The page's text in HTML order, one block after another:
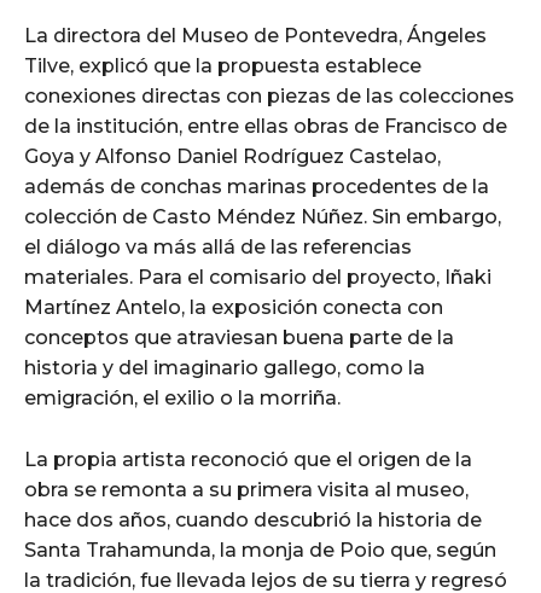
La directora del Museo de Pontevedra, Ángeles
Tilve, explicó que la propuesta establece
conexiones directas con piezas de las colecciones
de la institución, entre ellas obras de Francisco de
Goya y Alfonso Daniel Rodríguez Castelao,
además de conchas marinas procedentes de la
colección de Casto Méndez Núñez. Sin embargo,
el diálogo va más allá de las referencias
materiales. Para el comisario del proyecto, Iñaki
Martínez Antelo, la exposición conecta con
conceptos que atraviesan buena parte de la
historia y del imaginario gallego, como la
emigración, el exilio o la morriña.
La propia artista reconoció que el origen de la
obra se remonta a su primera visita al museo,
hace dos años, cuando descubrió la historia de
Santa Trahamunda, la monja de Poio que, según
la tradición, fue llevada lejos de su tierra y regresó